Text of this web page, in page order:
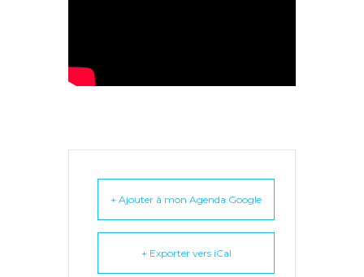
+ Ajouter à mon Agenda Google
+ Exporter vers iCal